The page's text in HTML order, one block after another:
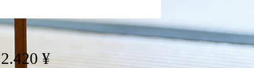
2.420 ¥Giá